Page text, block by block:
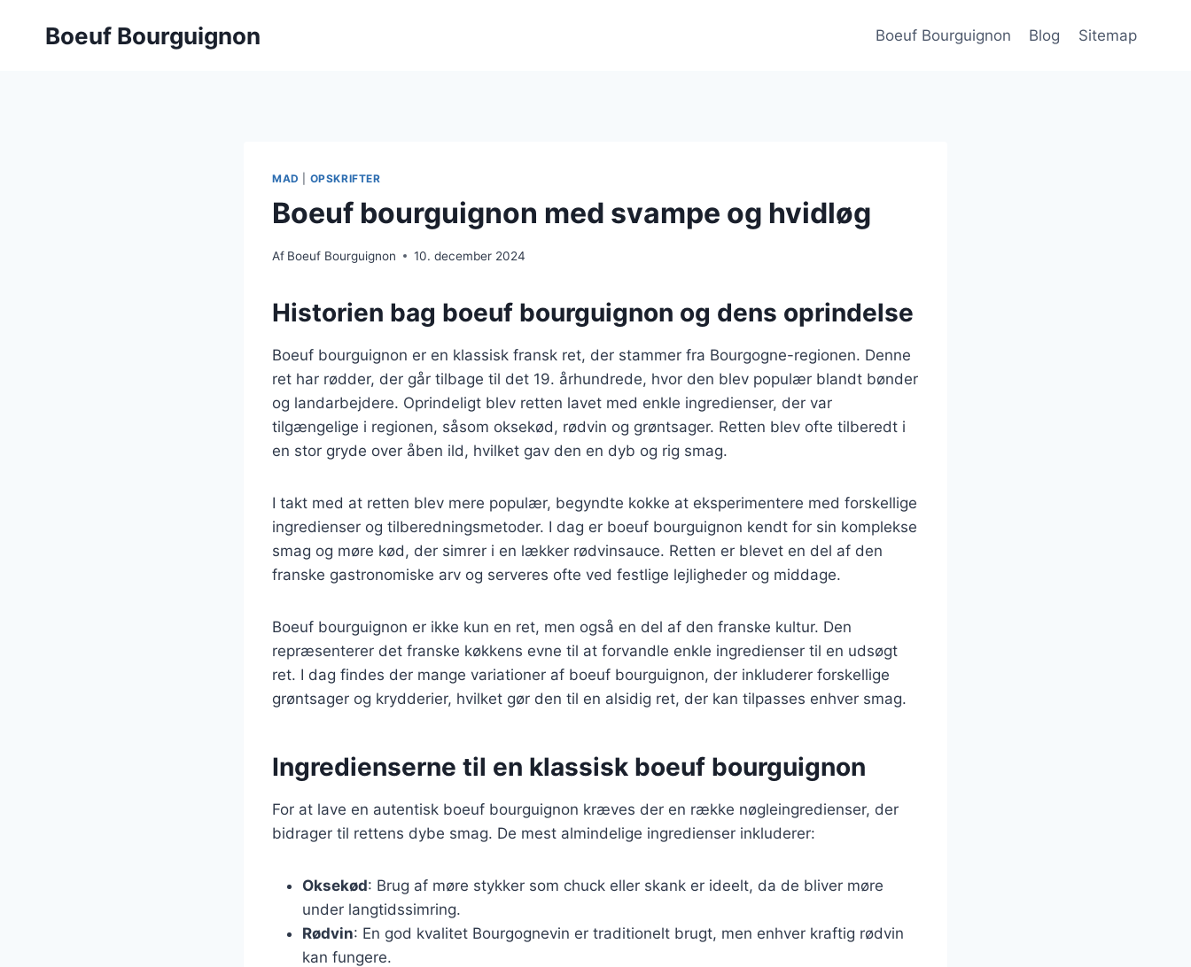
Boeuf Bourguignon Boeuf Bourguignon Blog Sitemap
MAD OPSKRIFTER
Boeuf bourguignon med svampe og hvidløg
Af Boeuf Bourguignon 10. december 2024
Historien bag boeuf bourguignon og dens oprindelse
Boeuf bourguignon er en klassisk fransk ret, der stammer fra Bourgogne-regionen. Denne
ret har rødder, der går tilbage til det 19. århundrede, hvor den blev populær blandt bønder
og landarbejdere. Oprindeligt blev retten lavet med enkle ingredienser, der var
tilgængelige i regionen, såsom oksekød, rødvin og grøntsager. Retten blev ofte tilberedt i
en stor gryde over åben ild, hvilket gav den en dyb og rig smag.
I takt med at retten blev mere populær, begyndte kokke at eksperimentere med forskellige
ingredienser og tilberedningsmetoder. I dag er boeuf bourguignon kendt for sin komplekse
smag og møre kød, der simrer i en lækker rødvinsauce. Retten er blevet en del af den
franske gastronomiske arv og serveres ofte ved festlige lejligheder og middage.
Boeuf bourguignon er ikke kun en ret, men også en del af den franske kultur. Den
repræsenterer det franske køkkens evne til at forvandle enkle ingredienser til en udsøgt
ret. I dag findes der mange variationer af boeuf bourguignon, der inkluderer forskellige
grøntsager og krydderier, hvilket gør den til en alsidig ret, der kan tilpasses enhver smag.
Ingredienserne til en klassisk boeuf bourguignon
For at lave en autentisk boeuf bourguignon kræves der en række nøgleingredienser, der
bidrager til rettens dybe smag. De mest almindelige ingredienser inkluderer:
Oksekød: Brug af møre stykker som chuck eller skank er ideelt, da de bliver møre
under langtidssimring.
Rødvin: En god kvalitet Bourgognevin er traditionelt brugt, men enhver kraftig rødvin
kan fungere.